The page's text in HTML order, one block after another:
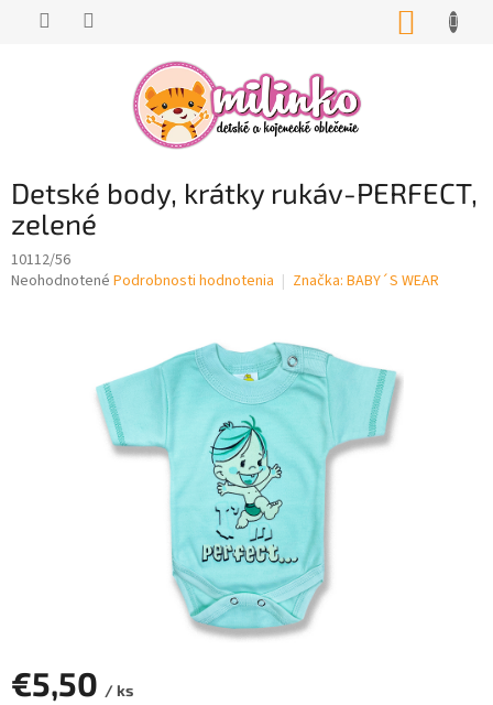
Detské body, krátky rukáv-PERFECT,
zelené
10112/56
Priemerné
Neohodnotené Podrobnosti hodnotenia Značka: BABY´S WEAR
€5,50 / ks